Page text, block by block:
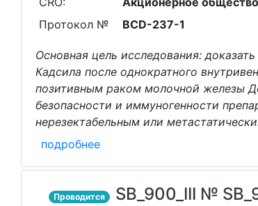
Протокол №
BCD-237-1
Основная цель исследования:
Кадсила после однократного
позитивным раком молочной железы
безопасности и иммуногенности
нерезектабельным или
подробнее
Проводится SB_900_III №